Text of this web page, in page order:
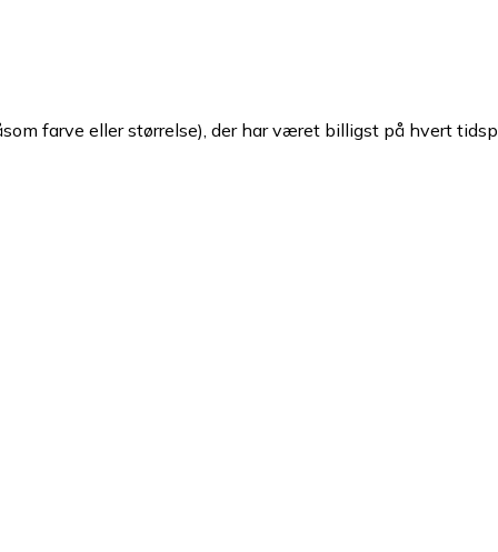
farve eller størrelse), der har været billigst på hvert